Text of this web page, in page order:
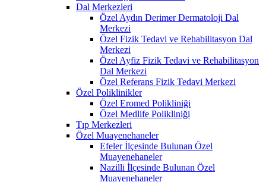
Dal Merkezleri
Özel Aydın Derimer Dermatoloji Dal
Merkezi
Özel Fizik Tedavi ve Rehabilitasyon Dal
Merkezi
Özel Ayfiz Fizik Tedavi ve Rehabilitasyon
Dal Merkezi
Özel Referans Fizik Tedavi Merkezi
Özel Poliklinikler
Özel Eromed Polikliniği
Özel Medlife Polikliniği
Tıp Merkezleri
Özel Muayenehaneler
Efeler İlçesinde Bulunan Özel
Muayenehaneler
Nazilli İlçesinde Bulunan Özel
Muayenehaneler